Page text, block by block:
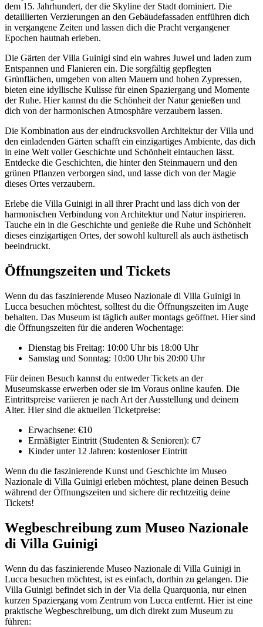
dem 15. Jahrhundert, der die Skyline der Stadt dominiert. Die
detaillierten Verzierungen an den Gebäudefassaden entführen dich
in vergangene Zeiten und lassen dich die Pracht vergangener
Epochen hautnah erleben.
Die Gärten der Villa Guinigi sind ein wahres Juwel und laden zum
Entspannen und Flanieren ein. Die sorgfältig gepflegten
Grünflächen, umgeben von alten Mauern und hohen Zypressen,
bieten eine idyllische Kulisse für einen Spaziergang und Momente
der Ruhe. Hier kannst du die Schönheit der Natur genießen und
dich von der harmonischen Atmosphäre verzaubern lassen.
Die Kombination aus der eindrucksvollen Architektur der Villa und
den einladenden Gärten schafft ein einzigartiges Ambiente, das dich
in eine Welt voller Geschichte und Schönheit eintauchen lässt.
Entdecke die Geschichten, die hinter den Steinmauern und den
grünen Pflanzen verborgen sind, und lasse dich von der Magie
dieses Ortes verzaubern.
Erlebe die Villa Guinigi in all ihrer Pracht und lass dich von der
harmonischen Verbindung von Architektur und Natur inspirieren.
Tauche ein in die Geschichte und genieße die Ruhe und Schönheit
dieses einzigartigen Ortes, der sowohl kulturell als auch ästhetisch
beeindruckt.
Öffnungszeiten und Tickets
Wenn du das faszinierende Museo Nazionale di Villa Guinigi in
Lucca besuchen möchtest, solltest du die Öffnungszeiten im Auge
behalten. Das Museum ist täglich außer montags geöffnet. Hier sind
die Öffnungszeiten für die anderen Wochentage:
Dienstag bis Freitag: 10:00 Uhr bis 18:00 Uhr
Samstag und Sonntag: 10:00 Uhr bis 20:00 Uhr
Für deinen Besuch kannst du entweder Tickets an der
Museumskasse erwerben oder sie im Voraus online kaufen. Die
Eintrittspreise variieren je nach Art der Ausstellung und deinem
Alter. Hier sind die aktuellen Ticketpreise:
Erwachsene: €10
Ermäßigter Eintritt (Studenten & Senioren): €7
Kinder unter 12 Jahren: kostenloser Eintritt
Wenn du die faszinierende Kunst und Geschichte im Museo
Nazionale di Villa Guinigi erleben möchtest, plane deinen Besuch
während der Öffnungszeiten und sichere dir rechtzeitig deine
Tickets!
Wegbeschreibung zum Museo Nazionale
di Villa Guinigi
Wenn du das faszinierende Museo Nazionale di Villa Guinigi in
Lucca besuchen möchtest, ist es einfach, dorthin zu gelangen. Die
Villa Guinigi befindet sich in der Via della Quarquonia, nur einen
kurzen Spaziergang vom Zentrum von Lucca entfernt. Hier ist eine
praktische Wegbeschreibung, um dich direkt zum Museum zu
führen: